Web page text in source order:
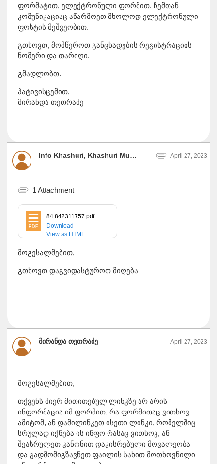
ფორმატით, ელექტრონული ფორმით. ჩემთან
კომუნიკაციაც აწარმოეთ მხოლოდ ელექტრონული
ფოსტის მეშვეობით.
გთხოვთ, მომწეროთ განცხადების რეგისტრაციის
ნომერი და თარიღი.
გმადლობთ.
პატივისცემით,
მირანდა თეთრაძე
Info Khashuri, Khashuri Municipality City Hall April 27, 2023
1 Attachment
84 842311757.pdf
Download
View as HTML
მოგესალმებით,
გთხოვთ დაგვიდასტუროთ მიღება
მირანდა თეთრაძე April 27, 2023
მოგესალმებით,
თქვენს მიერ მითითებულ ლინკზე არ არის
ინფორმაცია იმ ფორმით, რა ფორმითაც ვითხოვ.
ამიტომ, ან დამილინკეთ ისეთი ლინკი, რომელშიც
სრულად იქნება ის ინფო რასაც ვითხოვ, ან
შეასრულეთ კანონით დაკისრებული მოვალეობა
და გადმომიგზავნეთ ფაილის სახით მოთხოვნილი